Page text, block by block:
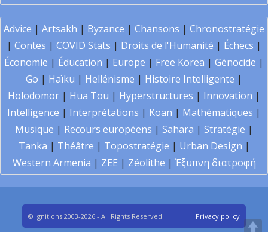
Advice | Artsakh | Byzance | Chansons | Chronostratégie
| Contes | COVID Stats | Droits de l'Humanité | Échecs |
Économie | Éducation | Europe | Free Korea | Génocide |
Go | Haïku | Hellénisme | Histoire Intelligente |
Holodomor | Hua Tou | Hyperstructures | Innovation |
Intelligence | Interprétations | Koan | Mathématiques |
Musique | Recours européens | Sahara | Stratégie |
Tanka | Théâtre | Topostratégie | Urban Design |
Western Armenia | ZEE | Zéolithe | Έξυπνη διατροφή
© Ignitions 2003-2026 - All Rights Reserved Privacy policy